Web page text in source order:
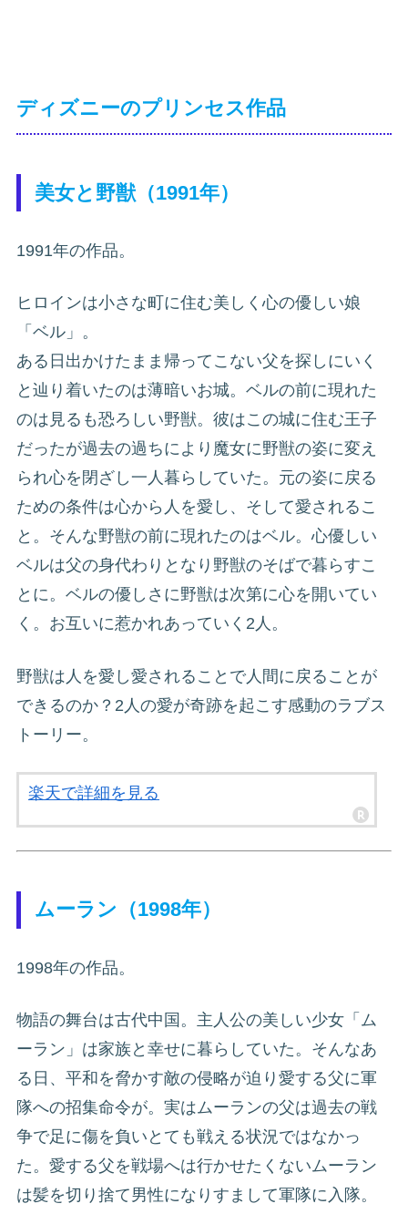
ディズニーのプリンセス作品
美女と野獣（1991年）
1991年の作品。
ヒロインは小さな町に住む美しく心の優しい娘
「ベル」。
ある日出かけたまま帰ってこない父を探しにいく
と辿り着いたのは薄暗いお城。ベルの前に現れた
のは見るも恐ろしい野獣。彼はこの城に住む王子
だったが過去の過ちにより魔女に野獣の姿に変え
られ心を閉ざし一人暮らしていた。元の姿に戻る
ための条件は心から人を愛し、そして愛されるこ
と。そんな野獣の前に現れたのはベル。心優しい
ベルは父の身代わりとなり野獣のそばで暮らすこ
とに。ベルの優しさに野獣は次第に心を開いてい
く。お互いに惹かれあっていく2人。
野獣は人を愛し愛されることで人間に戻ることが
できるのか？2人の愛が奇跡を起こす感動のラブス
トーリー。
楽天で詳細を見る
ムーラン（1998年）
1998年の作品。
物語の舞台は古代中国。主人公の美しい少女「ム
ーラン」は家族と幸せに暮らしていた。そんなあ
る日、平和を脅かす敵の侵略が迫り愛する父に軍
隊への招集命令が。実はムーランの父は過去の戦
争で足に傷を負いとても戦える状況ではなかっ
た。愛する父を戦場へは行かせたくないムーラン
は髪を切り捨て男性になりすまして軍隊に入隊。